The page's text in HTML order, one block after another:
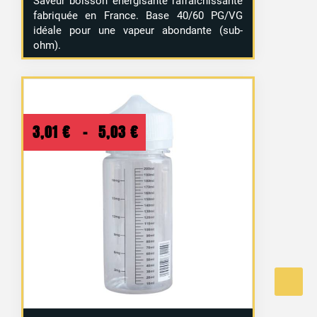
fabriquée en France. Base 40/60 PG/VG
idéale pour une vapeur abondante (sub-
ohm).
3,01 € – 5,03 €
de
prix :
3,01 €
à
5,03 €